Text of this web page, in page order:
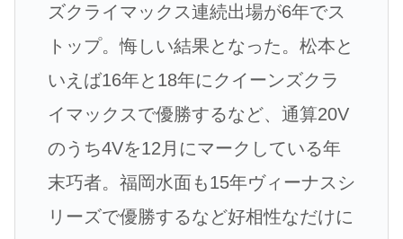
ズクライマックス連続出場が6年でス
トップ。悔しい結果となった。松本と
いえば16年と18年にクイーンズクラ
イマックスで優勝するなど、通算20V
のうち4Vを12月にマークしている年
末巧者。福岡水面も15年ヴィーナスシ
リーズで優勝するなど好相性なだけに